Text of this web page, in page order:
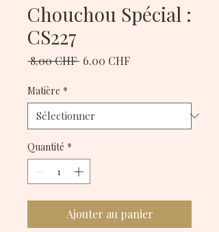
Chouchou Spécial :
CS227
8.00 CHF Prix
6.00 CHFPrix
Matière *
Quantité *
Ajouter au panier